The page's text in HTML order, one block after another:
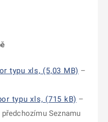
typu xls, (5,03 MB) –
typu xls, (715 kB) –
Seznamu